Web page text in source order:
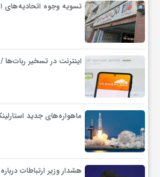
تسویه وجوه اتحادیه‌های
اینترنت در تسخیر
ماهواره‌های جدید
هشدار وزیر ارتباطات